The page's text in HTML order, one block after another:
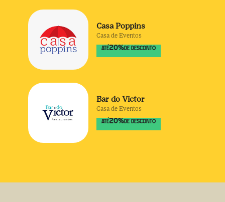
Casa Poppins
Casa de Eventos
ATÉ20% DE DESCONTO
Bar do Victor
Casa de Eventos
ATÉ20% DE DESCONTO